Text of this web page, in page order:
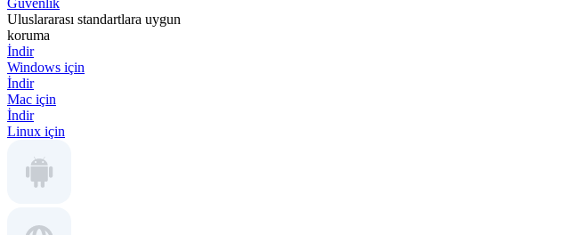
Güvenlik
Uluslararası standartlara uygun
koruma
İndir
Windows için
İndir
Mac için
İndir
Linux için